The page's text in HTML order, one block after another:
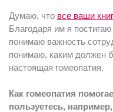
Думаю, что все ваши
Благодаря им я
понимаю важность
понимаю, каким должен
настоящая гомеопатия.
Как гомеопатия
пользуетесь,